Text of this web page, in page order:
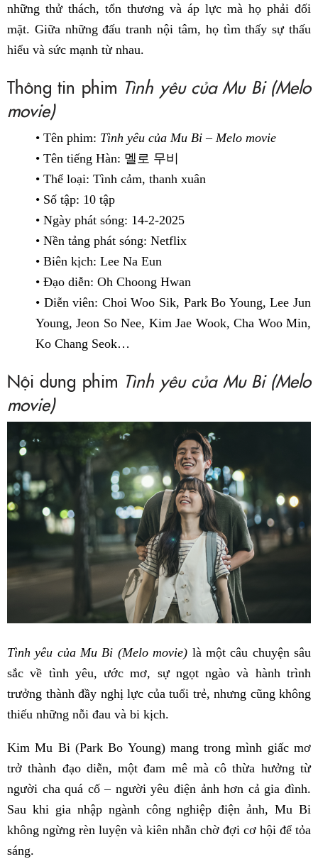
những thử thách, tổn thương và áp lực mà họ phải đối
mặt. Giữa những đấu tranh nội tâm, họ tìm thấy sự thấu
hiểu và sức mạnh từ nhau.
Thông tin phim Tình yêu của Mu Bi (Melo
movie)
• Tên phim: Tình yêu của Mu Bi – Melo movie
• Tên tiếng Hàn: 멜로 무비
• Thể loại: Tình cảm, thanh xuân
• Số tập: 10 tập
• Ngày phát sóng: 14-2-2025
• Nền tảng phát sóng: Netflix
• Biên kịch: Lee Na Eun
• Đạo diễn: Oh Choong Hwan
• Diễn viên: Choi Woo Sik, Park Bo Young, Lee Jun
Young, Jeon So Nee, Kim Jae Wook, Cha Woo Min,
Ko Chang Seok…
Nội dung phim Tình yêu của Mu Bi (Melo
movie)
Tình yêu của Mu Bi (Melo movie) là một câu chuyện sâu
sắc về tình yêu, ước mơ, sự ngọt ngào và hành trình
trưởng thành đầy nghị lực của tuổi trẻ, nhưng cũng không
thiếu những nỗi đau và bi kịch.
Kim Mu Bi (Park Bo Young) mang trong mình giấc mơ
trở thành đạo diễn, một đam mê mà cô thừa hưởng từ
người cha quá cố – người yêu điện ảnh hơn cả gia đình.
Sau khi gia nhập ngành công nghiệp điện ảnh, Mu Bi
không ngừng rèn luyện và kiên nhẫn chờ đợi cơ hội để tỏa
sáng.